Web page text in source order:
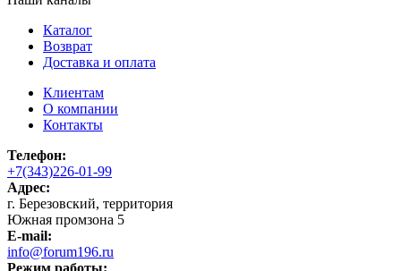
Каталог
Возврат
Доставка и оплата
Клиентам
О компании
Контакты
Телефон:
+7(343)226-01-99
Адрес:
г. Березовский, территория
Южная промзона 5
E-mail:
info@forum196.ru
Режим работы: